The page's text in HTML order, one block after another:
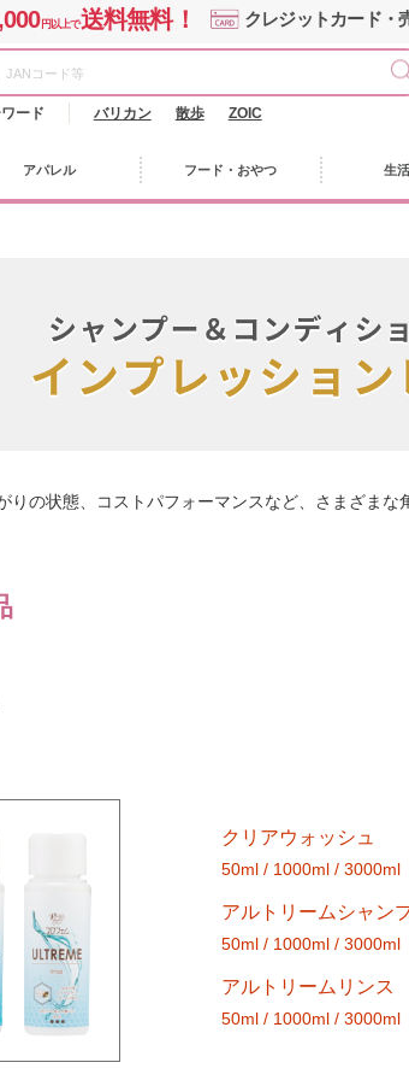
円以上で送料無料！ クレジットカード・
ード バリカン 散歩 ZOIC
アパレル フード・おやつ 生
りの状態、コストパフォーマンスなど、さまざまな
クリアウォッシュ
50ml / 1000ml / 3000ml
アルトリームシャン
50ml / 1000ml / 3000ml
アルトリームリンス
50ml / 1000ml / 3000ml